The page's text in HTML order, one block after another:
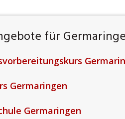
für
Germaringen
Germaringen